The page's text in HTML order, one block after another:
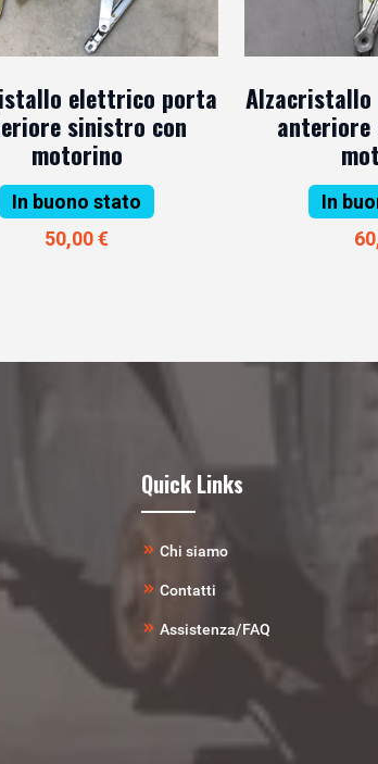
elettrico porta
sinistro con
motorino
In buono stato
50,00 €
In
Quick Links
Chi siamo
Contatti
Assistenza/FAQ